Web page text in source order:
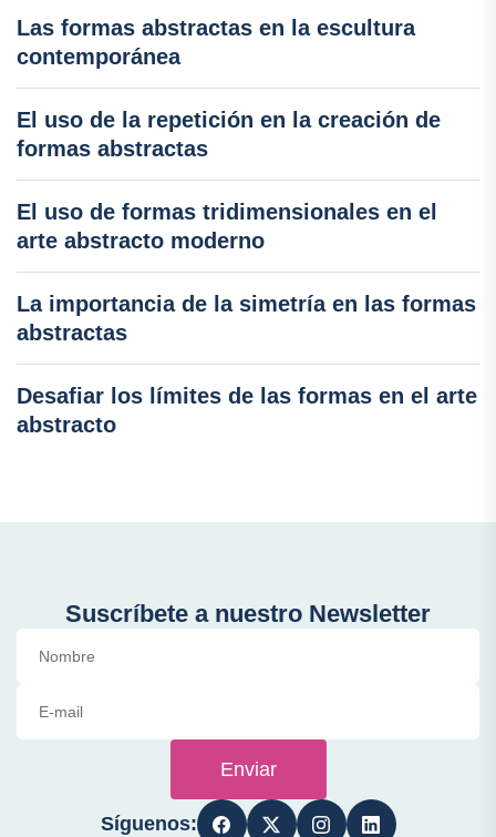
Las formas abstractas en la escultura
contemporánea
El uso de la repetición en la creación de
formas abstractas
El uso de formas tridimensionales en el
arte abstracto moderno
La importancia de la simetría en las formas
abstractas
Desafiar los límites de las formas en el arte
abstracto
Suscríbete a nuestro Newsletter
Enviar
Síguenos: